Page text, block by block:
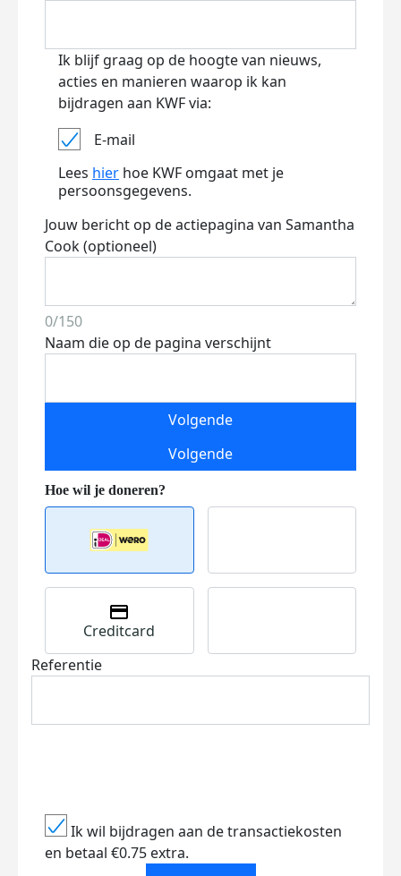
Ik blijf graag op de hoogte van nieuws,
acties en manieren waarop ik kan
bijdragen aan KWF via:
E-mail
Lees hier hoe KWF omgaat met je
persoonsgegevens.
Jouw bericht op de actiepagina van Samantha
Cook (optioneel)
0/150
Naam die op de pagina verschijnt
Volgende
Volgende
Creditcard
Referentie
Ik wil bijdragen aan de transactiekosten
en betaal €0.75 extra.